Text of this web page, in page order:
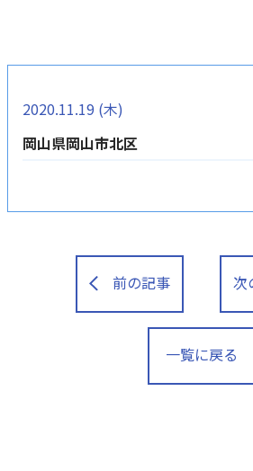
2020.11.19 (木)
岡山県岡山市北区
前の記事
一覧に戻る
次